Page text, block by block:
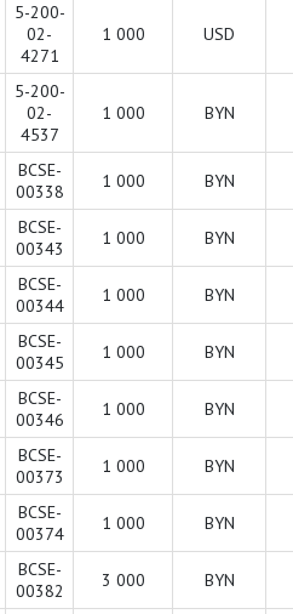
5-200-
02-
4271
1 000 USD
5-200-
02-
4537
1 000 BYN
BCSE-
00338
1 000 BYN
BCSE-
00343
1 000 BYN
BCSE-
00344
1 000 BYN
BCSE-
00345
1 000 BYN
BCSE-
00346
1 000 BYN
BCSE-
00373
1 000 BYN
BCSE-
00374
1 000 BYN
BCSE-
00382
3 000 BYN